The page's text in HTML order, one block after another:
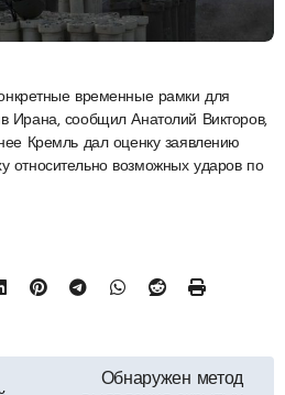
Ирана, сообщил Анатолий Викторов,
Кремль дал оценку заявлению
относительно возможных ударов по
Обнаружен метод